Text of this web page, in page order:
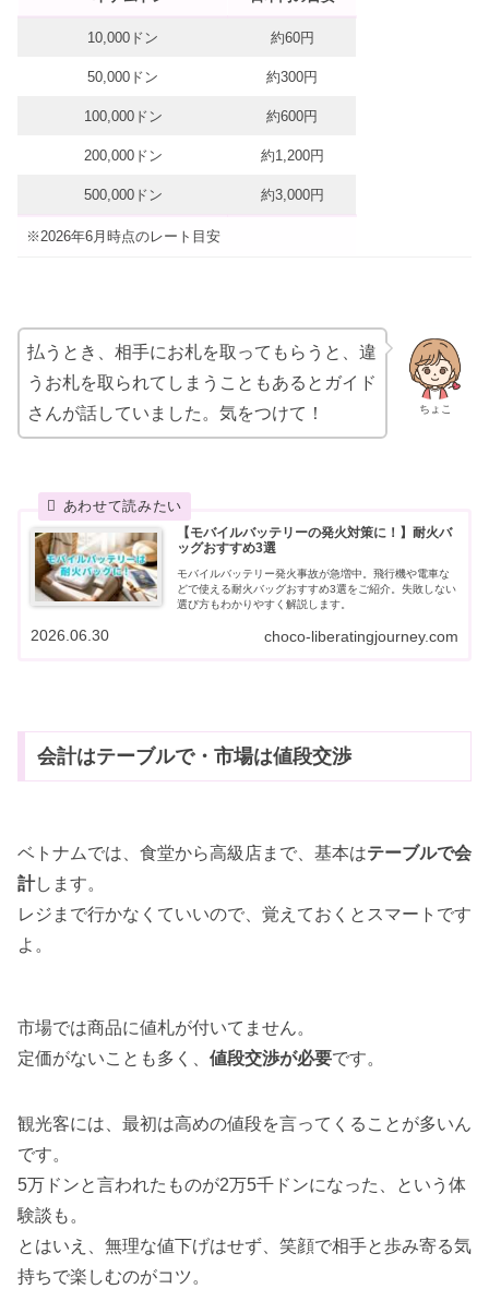
10,000ドン 約60円
50,000ドン 約300円
100,000ドン 約600円
200,000ドン 約1,200円
500,000ドン 約3,000円
※2026年6月時点のレート目安
ちょこ
払うとき、相手にお札を取ってもらうと、違
うお札を取られてしまうこともあるとガイド
さんが話していました。気をつけて！
【モバイルバッテリーの発火対策に！】耐火バ
ッグおすすめ3選
モバイルバッテリー発火事故が急増中。飛行機や電車な
どで使える耐火バッグおすすめ3選をご紹介。失敗しない
選び方もわかりやすく解説します。
choco-liberatingjourney.com
2026.06.30
会計はテーブルで・市場は値段交渉
ベトナムでは、食堂から高級店まで、基本はテーブルで会
計します。
レジまで行かなくていいので、覚えておくとスマートです
よ。
市場では商品に値札が付いてません。
定価がないことも多く、 値段交渉が必要です。
観光客には、最初は高めの値段を言ってくることが多いん
です。
5万ドンと言われたものが2万5千ドンになった、という体
験談も。
とはいえ、無理な値下げはせず、笑顔で相手と歩み寄る気
持ちで楽しむのがコツ。